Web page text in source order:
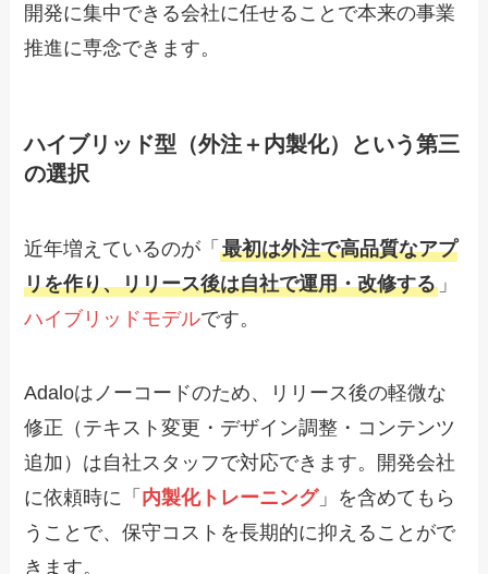
開発に集中できる会社に任せることで本来の事業
推進に専念できます。
ハイブリッド型（外注＋内製化）という第三
の選択
近年増えているのが「最初は外注で高品質なアプ
リを作り、リリース後は自社で運用・改修する 」
ハイブリッドモデルです。
Adaloはノーコードのため、リリース後の軽微な
修正（テキスト変更・デザイン調整・コンテンツ
追加）は自社スタッフで対応できます。開発会社
に依頼時に「 内製化トレーニング」を含めてもら
うことで、保守コストを長期的に抑えることがで
きます。